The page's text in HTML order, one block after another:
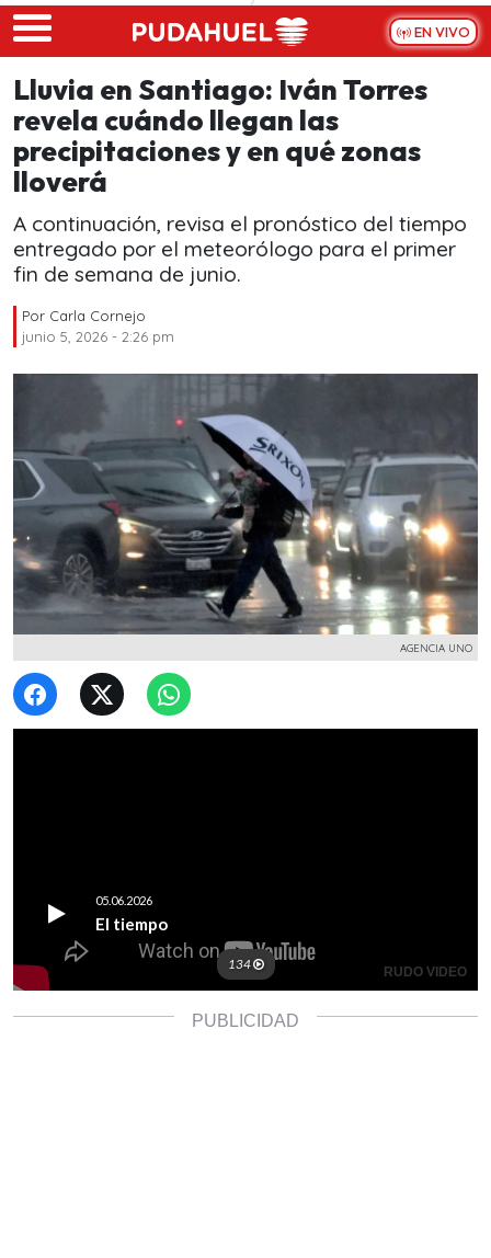
Skip to main content
EN VIVO
Lluvia en Santiago: Iván Torres
revela cuándo llegan las
precipitaciones y en qué zonas
lloverá
A continuación, revisa el pronóstico del tiempo
entregado por el meteorólogo para el primer
fin de semana de junio.
Por Carla Cornejo
junio 5, 2026 - 2:26 pm
AGENCIA UNO